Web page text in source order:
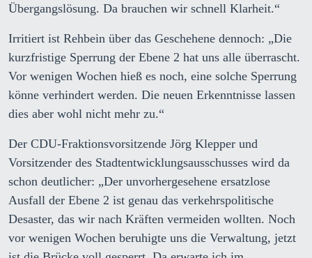
Übergangslösung. Da brauchen wir schnell Klarheit.“
Irritiert ist Rehbein über das Geschehene dennoch: „Die
kurzfristige Sperrung der Ebene 2 hat uns alle überrascht.
Vor wenigen Wochen hieß es noch, eine solche Sperrung
könne verhindert werden. Die neuen Erkenntnisse lassen
dies aber wohl nicht mehr zu.“
Der CDU-Fraktionsvorsitzende Jörg Klepper und
Vorsitzender des Stadtentwicklungsausschusses wird da
schon deutlicher: „Der unvorhergesehene ersatzlose
Ausfall der Ebene 2 ist genau das verkehrspolitische
Desaster, das wir nach Kräften vermeiden wollten. Noch
vor wenigen Wochen beruhigte uns die Verwaltung, jetzt